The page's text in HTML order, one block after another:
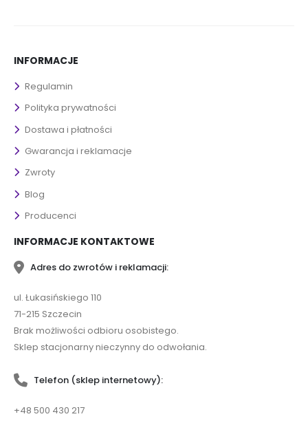
INFORMACJE
Regulamin
Polityka prywatności
Dostawa i płatności
Gwarancja i reklamacje
Zwroty
Blog
Producenci
INFORMACJE KONTAKTOWE
Adres do zwrotów i reklamacji:
ul. Łukasińskiego 110
71-215 Szczecin
Brak możliwości odbioru osobistego.
Sklep stacjonarny nieczynny do odwołania.
Telefon (sklep internetowy):
+48 500 430 217